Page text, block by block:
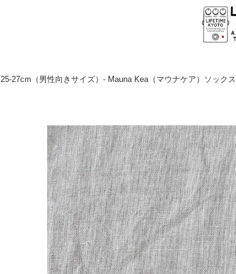
25-27cm（男性向きサイズ）- Mauna Kea（マウナケア）ソックス